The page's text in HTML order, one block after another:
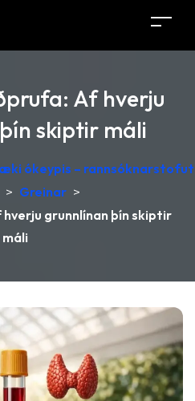
Af hverju
skiptir máli
ókeypis –
> Greinar >
grunnlínan þín skiptir
máli